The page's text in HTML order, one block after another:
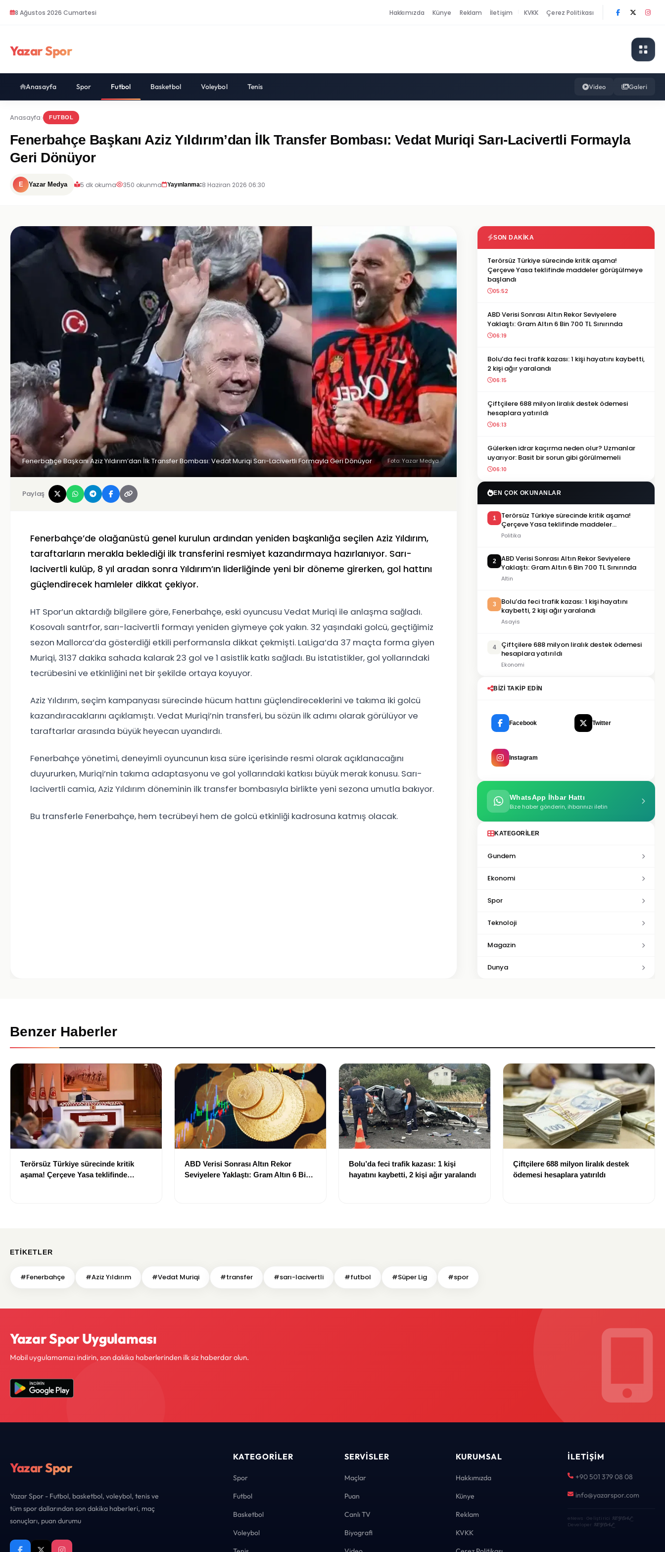
8 Ağustos 2026 Cumartesi Hakkımızda Künye Reklam İletişim KVKK Çerez Politikası
Yazar Spor
Anasayfa Spor Futbol Basketbol Voleybol Tenis Video Galeri
Anasayfa FUTBOL
Fenerbahçe Başkanı Aziz Yıldırım’dan İlk Transfer Bombası: Vedat Muriqi Sarı-Lacivertli Formayla
Geri Dönüyor
E Yazar Medya 5 dk okuma 350 okunma Yayınlanma:8 Haziran 2026 06:30
Fenerbahçe Başkanı Aziz Yıldırım’dan İlk Transfer Bombası: Vedat Muriqi Sarı-Lacivertli Formayla Geri Dönüyor Foto: Yazar Medya
Paylaş
Fenerbahçe’de olağanüstü genel kurulun ardından yeniden başkanlığa seçilen Aziz Yıldırım,
taraftarların merakla beklediği ilk transferini resmiyet kazandırmaya hazırlanıyor. Sarı-
lacivertli kulüp, 8 yıl aradan sonra Yıldırım’ın liderliğinde yeni bir döneme girerken, gol hattını
güçlendirecek hamleler dikkat çekiyor.
HT Spor’un aktardığı bilgilere göre, Fenerbahçe, eski oyuncusu Vedat Muriqi ile anlaşma sağladı.
Kosovalı santrfor, sarı-lacivertli formayı yeniden giymeye çok yakın. 32 yaşındaki golcü, geçtiğimiz
sezon Mallorca’da gösterdiği etkili performansla dikkat çekmişti. LaLiga’da 37 maçta forma giyen
Muriqi, 3137 dakika sahada kalarak 23 gol ve 1 asistlik katkı sağladı. Bu istatistikler, gol yollarındaki
tecrübesini ve etkinliğini net bir şekilde ortaya koyuyor.
Aziz Yıldırım, seçim kampanyası sürecinde hücum hattını güçlendireceklerini ve takıma iki golcü
kazandıracaklarını açıklamıştı. Vedat Muriqi’nin transferi, bu sözün ilk adımı olarak görülüyor ve
taraftarlar arasında büyük heyecan uyandırdı.
Fenerbahçe yönetimi, deneyimli oyuncunun kısa süre içerisinde resmi olarak açıklanacağını
duyururken, Muriqi’nin takıma adaptasyonu ve gol yollarındaki katkısı büyük merak konusu. Sarı-
lacivertli camia, Aziz Yıldırım döneminin ilk transfer bombasıyla birlikte yeni sezona umutla bakıyor.
Bu transferle Fenerbahçe, hem tecrübeyi hem de golcü etkinliği kadrosuna katmış olacak.
SON DAKIKA
Terörsüz Türkiye sürecinde kritik aşama!
Çerçeve Yasa teklifinde maddeler görüşülmeye
başlandı
05:52
ABD Verisi Sonrası Altın Rekor Seviyelere
Yaklaştı: Gram Altın 6 Bin 700 TL Sınırında
06:19
Bolu’da feci trafik kazası: 1 kişi hayatını kaybetti,
2 kişi ağır yaralandı
06:15
Çiftçilere 688 milyon liralık destek ödemesi
hesaplara yatırıldı
06:13
Gülerken idrar kaçırma neden olur? Uzmanlar
uyarıyor: Basit bir sorun gibi görülmemeli
06:10
EN ÇOK OKUNANLAR
1
Terörsüz Türkiye sürecinde kritik aşama!
Çerçeve Yasa teklifinde maddeler
görüşülmeye başlandı
Politika
2
ABD Verisi Sonrası Altın Rekor Seviyelere
Yaklaştı: Gram Altın 6 Bin 700 TL Sınırında
Altin
3
Bolu’da feci trafik kazası: 1 kişi hayatını
kaybetti, 2 kişi ağır yaralandı
Asayis
4
Çiftçilere 688 milyon liralık destek ödemesi
hesaplara yatırıldı
Ekonomi
BIZI TAKIP EDIN
Facebook Twitter
Instagram
WhatsApp İhbar Hattı
Bize haber gönderin, ihbarınızı iletin
KATEGORILER
Gundem
Ekonomi
Spor
Teknoloji
Magazin
Dunya
Benzer Haberler
Terörsüz Türkiye sürecinde kritik
aşama! Çerçeve Yasa teklifinde
ABD Verisi Sonrası Altın Rekor
Seviyelere Yaklaştı: Gram Altın 6 Bin
Bolu’da feci trafik kazası: 1 kişi
hayatını kaybetti, 2 kişi ağır yaralandı
Çiftçilere 688 milyon liralık destek
ödemesi hesaplara yatırıldı
ETIKETLER
#Fenerbahçe #Aziz Yıldırım #Vedat Muriqi #transfer #sarı-lacivertli #futbol #Süper Lig #spor
Yazar Spor Uygulaması
Mobil uygulamamızı indirin, son dakika haberlerinden ilk siz haberdar olun.
Yazar Spor
Yazar Spor - Futbol, basketbol, voleybol, tenis ve
tüm spor dallarından son dakika haberleri, maç
sonuçları, puan durumu
KATEGORILER
Spor
Futbol
Basketbol
Voleybol
SERVISLER
Maçlar
Puan
Canlı TV
Biyografi
KURUMSAL
Hakkımızda
Künye
Reklam
KVKK
İLETIŞIM
+90 501 379 08 08
info@yazarspor.com
eNews · Geliştirici KEYDAL·
Developer KEYDAL